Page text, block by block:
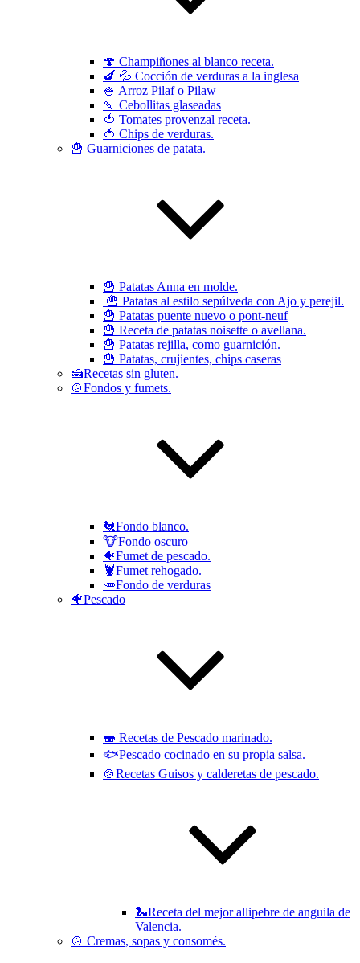
🍄 Champiñones al blanco receta.
🍆 💦 Cocción de verduras a la inglesa
🍚 Arroz Pilaf o Pilaw
🍡 Cebollitas glaseadas
🍅 Tomates provenzal receta.
🍅 Chips de verduras.
🍟 Guarniciones de patata.
🍟 Patatas Anna en molde.
🍟 Patatas al estilo sepúlveda con Ajo y perejil.
🍟 Patatas puente nuevo o pont-neuf
🍟 Receta de patatas noisette o avellana.
🍟 Patatas rejilla, como guarnición.
🍟 Patatas, crujientes, chips caseras
🍰Recetas sin gluten.
🍲Fondos y fumets.
🐔Fondo blanco.
🐮Fondo oscuro
🐠Fumet de pescado.
🦞Fumet rehogado.
🥕Fondo de verduras
🐠Pescado
🍣 Recetas de Pescado marinado.
🐟Pescado cocinado en su propia salsa.
🍲Recetas Guisos y calderetas de pescado.
🐍Receta del mejor allipebre de anguila de
Valencia.
🍲 Cremas, sopas y consomés.